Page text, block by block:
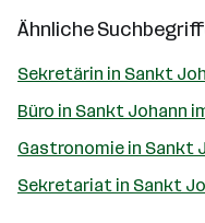
Ähnliche
Sekretärin in Sankt
Büro in Sankt Johann
Gastronomie in Sankt
Sekretariat in Sankt